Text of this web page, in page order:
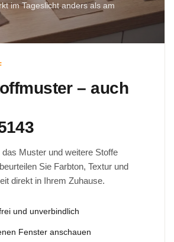
im Tageslicht anders als am
– auch
Muster und weitere Stoffe
Sie Farbton, Textur und
direkt in Ihrem Zuhause.
und unverbindlich
Fenster anschauen